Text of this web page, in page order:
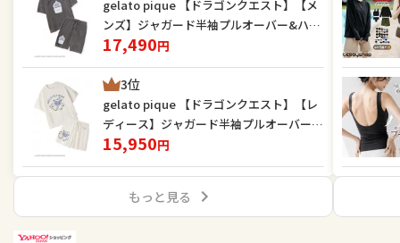
gelato pique 【ドラゴンクエスト】【メ
ンズ】ジャガード半袖プルオーバー&ハー
フパンツセット ジェラートピケ トップス
スウェット・トレーナー グレー【送料無
料】
17,490円
3位
gelato pique 【ドラゴンクエスト】【レ
ディース】ジャガード半袖プルオーバー&
ショートパンツセット ジェラートピケ イ
ンナー・ルームウェア その他のインナ
ト【送料無料】
15,950円
もっと見る